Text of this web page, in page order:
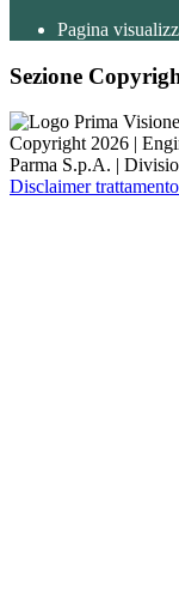
Pagina
Sezione
Copyright 2026 |
Parma S.p.A. |
Disclaimer